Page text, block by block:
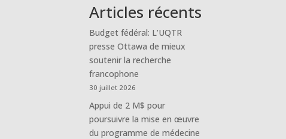
Articles récents
Budget fédéral: L’UQTR
presse Ottawa de mieux
soutenir la recherche
francophone
30 juillet 2026
Appui de 2 M$ pour
poursuivre la mise en œuvre
du programme de médecine